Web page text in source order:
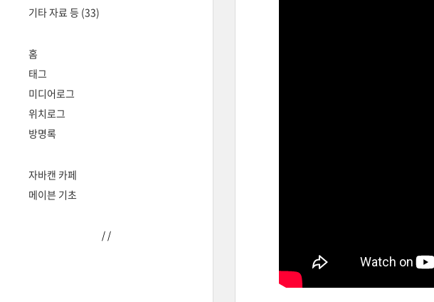
기타 자료 등 (33)
홈
태그
미디어로그
위치로그
방명록
자바캔 카페
메이븐 기초
/ /